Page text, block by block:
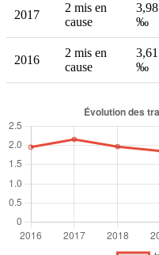
2017
2 mis en
cause
3,98
‰
2016
2 mis en
cause
3,61
‰